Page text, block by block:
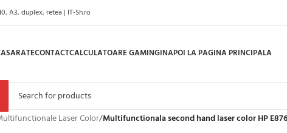
A3, duplex, retea | IT-Sh.ro
RATECONTACTCALCULATOARE GAMINGINAPOI LA PAGINA PRINCIPALA
Laser Color/Multifunctionala second hand laser color HP